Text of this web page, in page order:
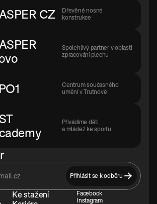
CZ
Dřevěné nosné
konstrukce
zpracování plechu
Centrum současného
umění v Trutnově
Přivádíme děti
a mládež ke sportu
Přihlásit se k odběru
Ke stažení
Facebook
Instagram